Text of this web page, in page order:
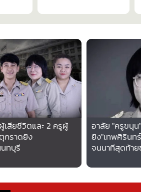
เสียชีวิตและ 2 ครูผู้
กราดยิง
ทบุรี
อาลัย "ครูขนุน
ยิง"เทพศิริน
จนนาทีสุดท้า